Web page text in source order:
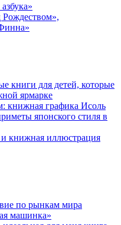
книги для детей, которые
ярмарке
книжная графика Исоль
японского стиля в
книжная иллюстрация
по рынкам мира
машинка»